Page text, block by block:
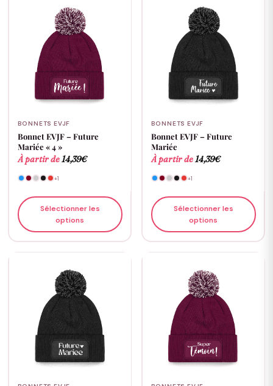
BONNETS EVJF
Bonnet EVJF – Future
Mariée « 4 »
À partir de14,39€
+1
Sélectionner les
options
BONNETS EVJF
Bonnet EVJF – Future
Mariée
À partir de14,39€
+1
Sélectionner les
options